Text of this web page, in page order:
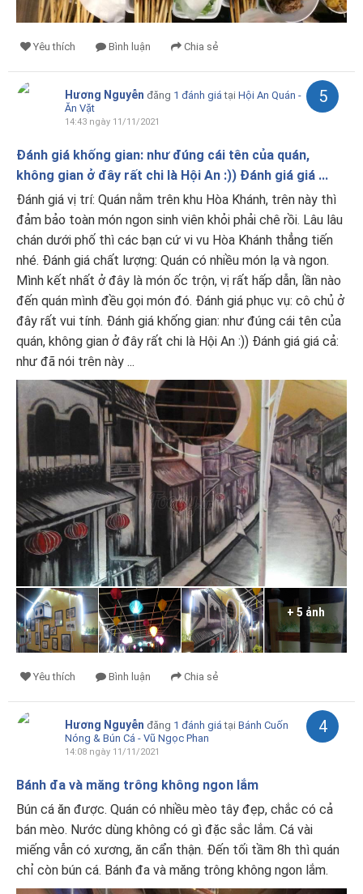
Yêu thích Bình luận Chia sẻ
Hương Nguyễn đăng 1 đánh giá tại Hội An Quán -
Ăn Vặt
14:43 ngày 11/11/2021
5
Đánh giá khống gian: như đúng cái tên của quán,
không gian ở đây rất chi là Hội An :)) Đánh giá giá ...
Đánh giá vị trí: Quán nằm trên khu Hòa Khánh, trên này thì
đảm bảo toàn món ngon sinh viên khỏi phải chê rồi. Lâu lâu
chán dưới phố thì các bạn cứ vi vu Hòa Khánh thẳng tiến
nhé. Đánh giá chất lượng: Quán có nhiều món lạ và ngon.
Mình kết nhất ở đây là món ốc trộn, vị rất hấp dẫn, lần nào
đến quán mình đều gọi món đó. Đánh giá phục vụ: cô chủ ở
đây rất vui tính. Đánh giá khống gian: như đúng cái tên của
quán, không gian ở đây rất chi là Hội An :)) Đánh giá giá cả:
như đã nói trên này ...
+ 5 ảnh
Yêu thích Bình luận Chia sẻ
Hương Nguyễn đăng 1 đánh giá tại Bánh Cuốn
Nóng & Bún Cá - Vũ Ngọc Phan
14:08 ngày 11/11/2021
4
Bánh đa và măng trông không ngon lắm
Bún cá ăn được. Quán có nhiều mèo tây đẹp, chắc có cả
bán mèo. Nước dùng không có gì đặc sắc lắm. Cá vài
miếng vẫn có xương, ăn cẩn thận. Đến tối tầm 8h thì quán
chỉ còn bún cá. Bánh đa và măng trông không ngon lắm.